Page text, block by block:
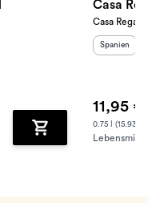
Zum Warenkorb
Casa
Casa
Spanien
11,95 €
0.75 l (15.93 €